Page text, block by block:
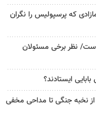
که پرسپولیس را نگران
نظر برخی مسئولان
ایستادند؟
نخبه جنگی تا مداحی مخفی